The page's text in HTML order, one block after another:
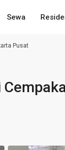
Sewa
Pusat